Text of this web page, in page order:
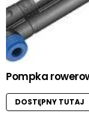
Pompka
DOSTĘPNY TUTAJ